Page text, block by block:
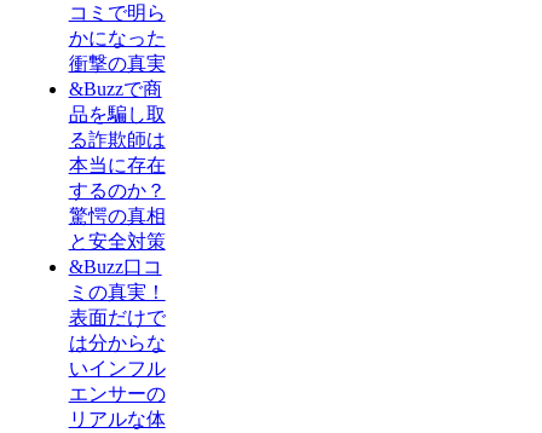
コミで明ら
かになった
衝撃の真実
&Buzzで商
品を騙し取
る詐欺師は
本当に存在
するのか？
驚愕の真相
と安全対策
&Buzz口コ
ミの真実！
表面だけで
は分からな
いインフル
エンサーの
リアルな体